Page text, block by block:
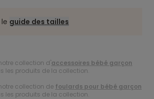
guide des tailles
collection d'accessoires bébé garçon
les produits de la collection.
collection de foulards pour bébé garçon
les produits de la collection.